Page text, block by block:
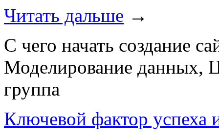
Читать дальше →
С чего начать создание
Моделирование данных,
группа
Ключевой фактор успеха